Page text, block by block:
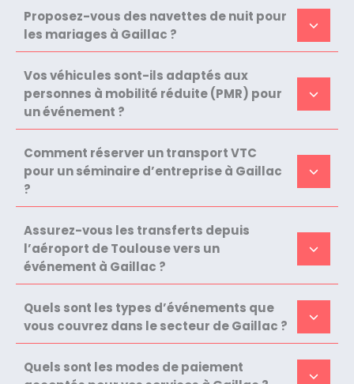
Proposez-vous des navettes de nuit pour
les mariages à Gaillac ?
Vos véhicules sont-ils adaptés aux
personnes à mobilité réduite (PMR) pour
un événement ?
Comment réserver un transport VTC
pour un séminaire d’entreprise à Gaillac
?
Assurez-vous les transferts depuis
l’aéroport de Toulouse vers un
événement à Gaillac ?
Quels sont les types d’événements que
vous couvrez dans le secteur de Gaillac ?
Quels sont les modes de paiement